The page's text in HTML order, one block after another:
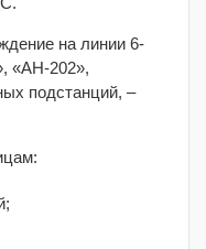
на линии 6-
«АН-202»,
подстанций, –